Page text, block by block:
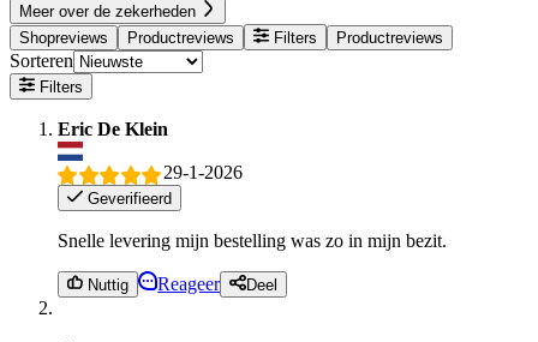
Meer over de zekerheden
Shopreviews
Productreviews Filters Productreviews
Sorteren
Filters
Eric De Klein
29-1-2026
Geverifieerd
Snelle levering mijn bestelling was zo in mijn bezit.
Nuttig Reageer Deel